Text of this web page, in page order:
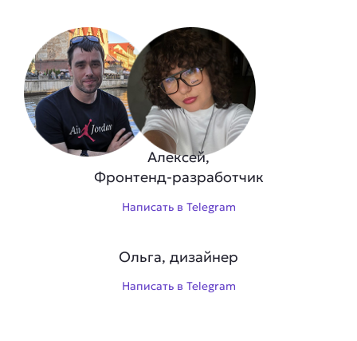
Алексей,
Фронтенд-разработчик
Написать в Telegram
Ольга, дизайнер
Написать в Telegram